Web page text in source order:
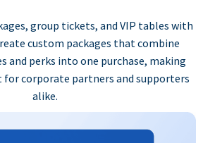
group tickets, and VIP tables with
custom packages that combine
and perks into one purchase, making
for corporate partners and supporters
alike.